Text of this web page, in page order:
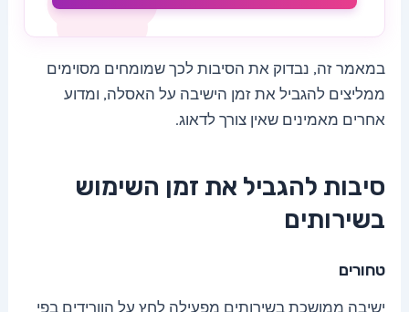
במאמר זה, נבדוק את הסיבות לכך שמומחים מסוימים
ממליצים להגביל את זמן הישיבה על האסלה, ומדוע
אחרים מאמינים שאין צורך לדאוג.
סיבות להגביל את זמן השימוש
בשירותים
טחורים
ישיבה ממושכת בשירותים מפעילה לחץ על הוורידים בפי